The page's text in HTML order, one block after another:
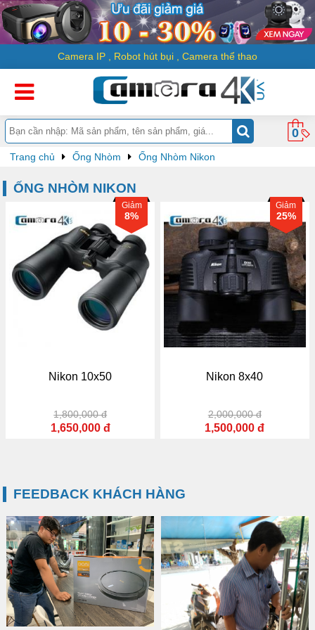
Camera IP Robot hút bụi Camera thể thao
0
Trang chủ Ống Nhòm Ống Nhòm Nikon
ỐNG NHÒM NIKON
Giảm
8%
Nikon 10x50
1,800,000 đ
1,650,000 đ
Giảm
25%
Nikon 8x40
2,000,000 đ
1,500,000 đ
FEEDBACK KHÁCH HÀNG